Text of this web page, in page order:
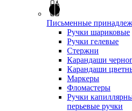
Письменные
Ручки шариковые
Ручки гелевые
Стержни
Карандаши
Карандаши
Маркеры
Фломастеры
Ручки
перьевые ручки